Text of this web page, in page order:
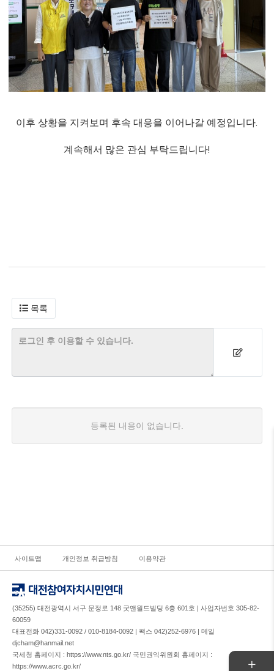
이후 상황을 지켜보며 후속 대응을 이어나갈 예정입니다.
계속해서 많은 관심 부탁드립니다!
목록
등록된 내용이 없습니다.
사이트맵 개인정보 취급방침 이용약관
(35255) 대전광역시 서구 문정로 148 굿앤월드빌딩 6층 601호 | 사업자번호 305-82-
60059
대표전화 042)331-0092 / 010-8184-0092 | 팩스 042)252-6976 | 메일
djcham@hanmail.net
국세청 홈페이지 : https://www.nts.go.kr/ 국민권익위원회 홈페이지 :
https://www.acrc.go.kr/